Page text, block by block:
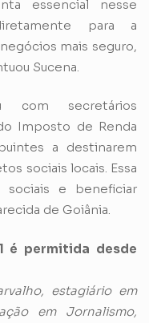
essencial nesse
para a
mais seguro,
Sucena.
com secretários
Imposto de Renda
a destinarem
sociais locais. Essa
sociais e beneficiar
de Goiânia.
é permitida desde
estagiário em
em Jornalismo,